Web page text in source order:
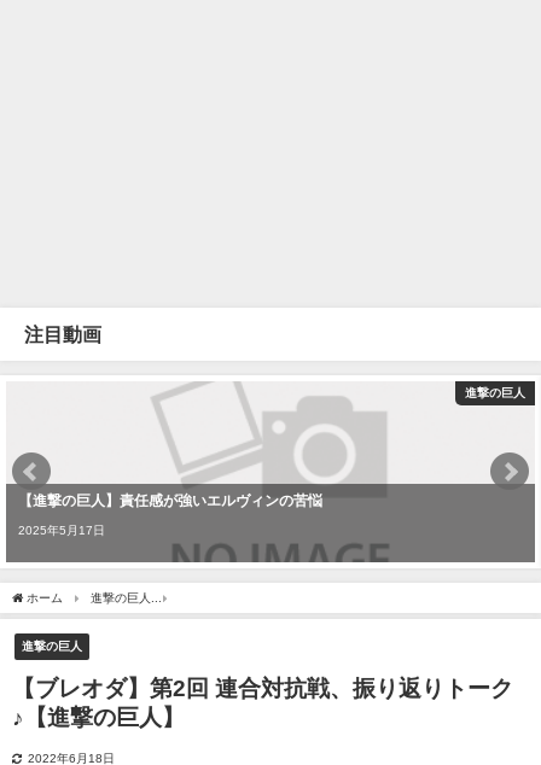
注目動画
進撃の巨人
【進撃の巨人】責任感が強いエルヴィンの苦悩
2025年5月17日
ホーム 進撃の巨人
進撃の巨人
【ブレオダ】第2回 連合対抗戦、振り返りトーク
♪【進撃の巨人】
2022年6月18日